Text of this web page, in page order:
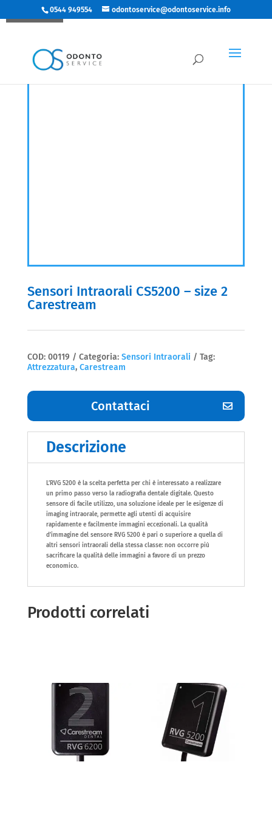
0544 949554 odontoservice@odontoservice.info
Esaurito
Sensori Intraorali CS5200 – size 2
Carestream
COD: 00119 Categoria: Sensori Intraorali
Tag:
Attrezzatura, Carestream
Contattaci
Descrizione
L’RVG 5200 è la scelta perfetta per chi è interessato a realizzare
un primo passo verso la radiografia dentale digitale. Questo
sensore di facile utilizzo, una soluzione ideale per le esigenze di
imaging intraorale, permette agli utenti di acquisire
rapidamente e facilmente immagini eccezionali. La qualità
d’immagine del sensore RVG 5200 è pari o superiore a quella di
altri sensori intraorali della stessa classe: non occorre più
sacrificare la qualità delle immagini a favore di un prezzo
economico.
Prodotti correlati